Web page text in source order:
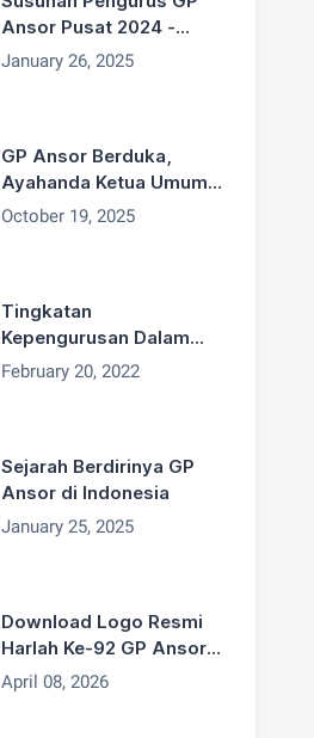
Ansor Pusat 2024 -
2029
January 26, 2025
GP Ansor Berduka,
Ayahanda Ketua Umum
H. Addin Jauharudin,
October 19, 2025
Tingkatan
Kepengurusan Dalam
Organisasi GP Ansor
February 20, 2022
Sejarah Berdirinya GP
Ansor di Indonesia
January 25, 2025
Download Logo Resmi
Harlah Ke-92 GP Ansor
Tahun 2026
April 08, 2026